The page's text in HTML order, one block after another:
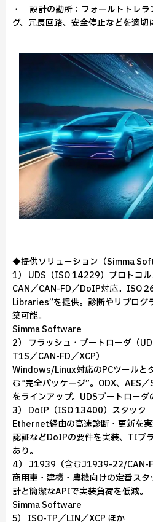
・ 設計の勘所：フォールトトレラ
グ、冗長回路、安全停止などを適切
◆提供ソリューション（Simma
1） UDS（ISO 14229）プロトコル
CAN／CAN-FD／DoIP対応。ISO
Libraries”を提供。診断やリプログ
築可能。
Simma Software
2） フラッシュ・ブートローダ（
T1S／CAN-FD／XCP）
Windows/Linux対応のPCツールと
む“完全パッケージ”。ODX、AES
をラインアップ。UDSブートローダ
3） DoIP（ISO 13400）スタック
Ethernet経由の高速診断・更新を
認証などDoIPの要件を実装、TIプ
あり。
4） J1939（含むJ1939-22/CAN-
商用車・建機・農機向けの定番ス
計と簡潔なAPIで実装負荷を低減。
Simma Software
5） ISO-TP／LIN／XCP ほか